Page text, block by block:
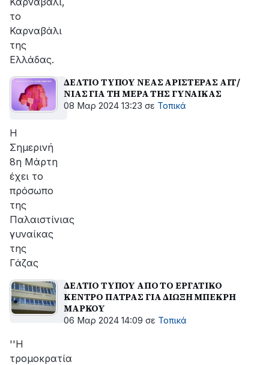
το
Καρναβάλι
της
Ελλάδας.
ΔΕΛΤΙΟ ΤΥΠΟΥ ΝΕΑΣ ΑΡΙΣΤΕΡΑΣ ΑΙΤ/
ΝΙΑΣ ΓΙΑ ΤΗ ΜΕΡΑ ΤΗΣ ΓΥΝΑΙΚΑΣ
08 Μαρ 2024 13:23 σε Τοπικά
Η
Σημερινή
8η Μάρτη
έχει το
πρόσωπο
της
Παλαιστίνιας
γυναίκας
της
Γάζας
ΔΕΛΤΙΟ ΤΥΠΟΥ ΑΠΟ ΤΟ ΕΡΓΑΤΙΚΟ
ΚΕΝΤΡΟ ΠΑΤΡΑΣ ΓΙΑ ΔΙΩΞΗ ΜΠΕΚΡΗ
ΜΑΡΚΟΥ
06 Μαρ 2024 14:09 σε Τοπικά
''Η
τρομοκρατία